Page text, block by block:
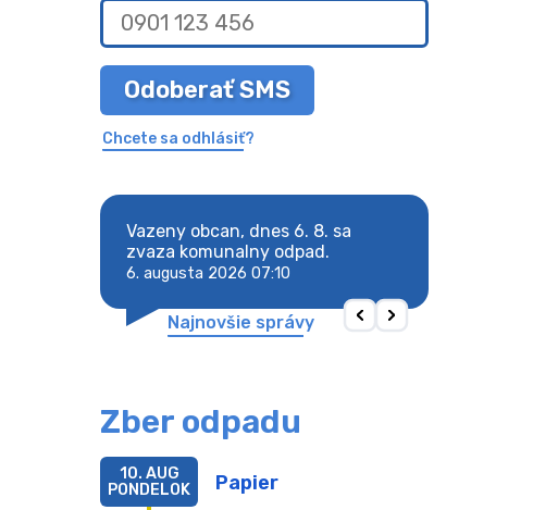
Odoberať SMS
Chcete sa odhlásiť?
Vazeny obcan, dnes 6. 8. sa
zvaza komunalny odpad.
6. augusta 2026 07:10
Najnovšie správy
Zber odpadu
Papier
10. AUG
PONDELOK